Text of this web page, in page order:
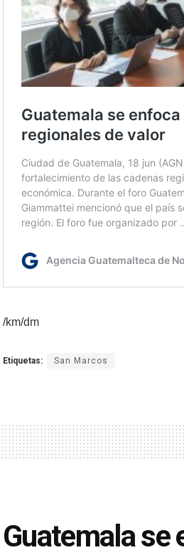
/km/dm
Etiquetas: San Marcos
Guatemala se